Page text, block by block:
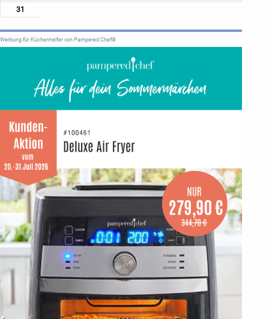
31
Werbung für Küchenhelfer von Pampered Chef®